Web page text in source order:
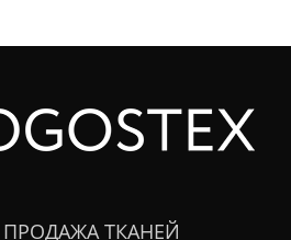
ТКАНЕЙ